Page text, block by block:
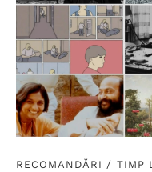
RECOMANDĂRI / TIMP